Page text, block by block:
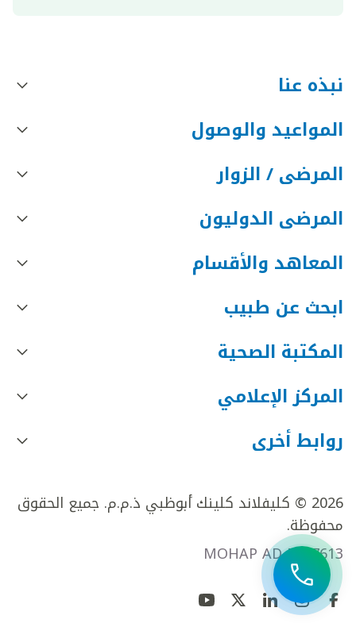
نبذه عنا
المواعيد والوصول
المرضى / الزوار
المرضى الدوليون
المعاهد والأقسام
ابحث عن طبيب
المكتبة الصحية
المركز الإعلامي
روابط أخرى
2026 © كليفلاند كلينك أبوظبي ذ.م.م. جميع الحقوق
محفوظة.
MOHAP AD FR27613